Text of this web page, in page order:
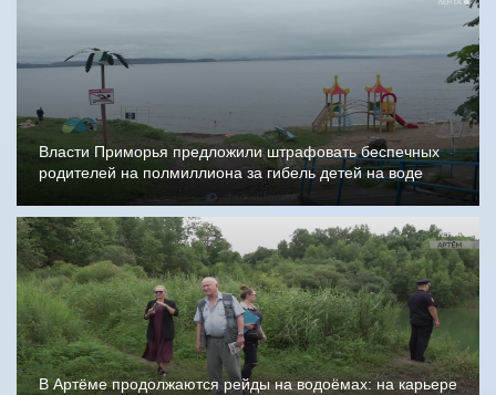
Власти Приморья предложили штрафовать беспечных
родителей на полмиллиона за гибель детей на воде
В Артёме продолжаются рейды на водоёмах: на карьере